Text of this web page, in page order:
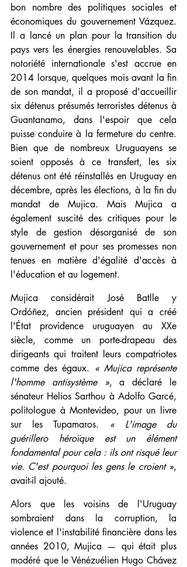
bon nombre des politiques sociales et
économiques du gouvernement Vázquez.
Il a lancé un plan pour la transition du
pays vers les énergies renouvelables. Sa
notoriété internationale s'est accrue en
2014 lorsque, quelques mois avant la fin
de son mandat, il a proposé d'accueillir
six détenus présumés terroristes détenus à
Guantanamo, dans l'espoir que cela
puisse conduire à la fermeture du centre.
Bien que de nombreux Uruguayens se
soient opposés à ce transfert, les six
détenus ont été réinstallés en Uruguay en
décembre, après les élections, à la fin du
mandat de Mujica. Mais Mujica a
également suscité des critiques pour le
style de gestion désorganisé de son
gouvernement et pour ses promesses non
tenues en matière d'égalité d'accès à
l'éducation et au logement.
Mujica considérait José Batlle y
Ordóñez, ancien président qui a créé
l'État providence uruguayen au XXe
siècle, comme un porte-drapeau des
dirigeants qui traitent leurs compatriotes
comme des égaux. « Mujica représente
l'homme antisystème », a déclaré le
sénateur Helios Sarthou à Adolfo Garcé,
politologue à Montevideo, pour un livre
sur les Tupamaros. « L'image du
guérillero héroïque est un élément
fondamental pour cela : ils ont risqué leur
vie. C'est pourquoi les gens le croient »,
avait-il ajouté.
Alors que les voisins de l'Uruguay
sombraient dans la corruption, la
violence et l'instabilité financière dans les
années 2010, Mujica — qui était plus
modéré que le Vénézuélien Hugo Chávez